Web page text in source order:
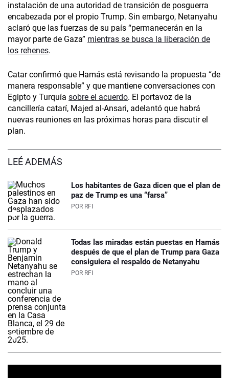
instalación de una autoridad de transición de posguerra
encabezada por el propio Trump. Sin embargo, Netanyahu
aclaró que las fuerzas de su país “permanecerán en la
mayor parte de Gaza” mientras se busca la liberación de
los rehenes.
Catar confirmó que Hamás está revisando la propuesta “de
manera responsable” y que mantiene conversaciones con
Egipto y Turquía sobre el acuerdo. El portavoz de la
cancillería catarí, Majed al-Ansari, adelantó que habrá
nuevas reuniones en las próximas horas para discutir el
plan.
LEÉ ADEMÁS
Los habitantes de Gaza dicen que el plan de
paz de Trump es una “farsa”
POR RFI
Todas las miradas están puestas en Hamás
después de que el plan de Trump para Gaza
consiguiera el respaldo de Netanyahu
POR RFI